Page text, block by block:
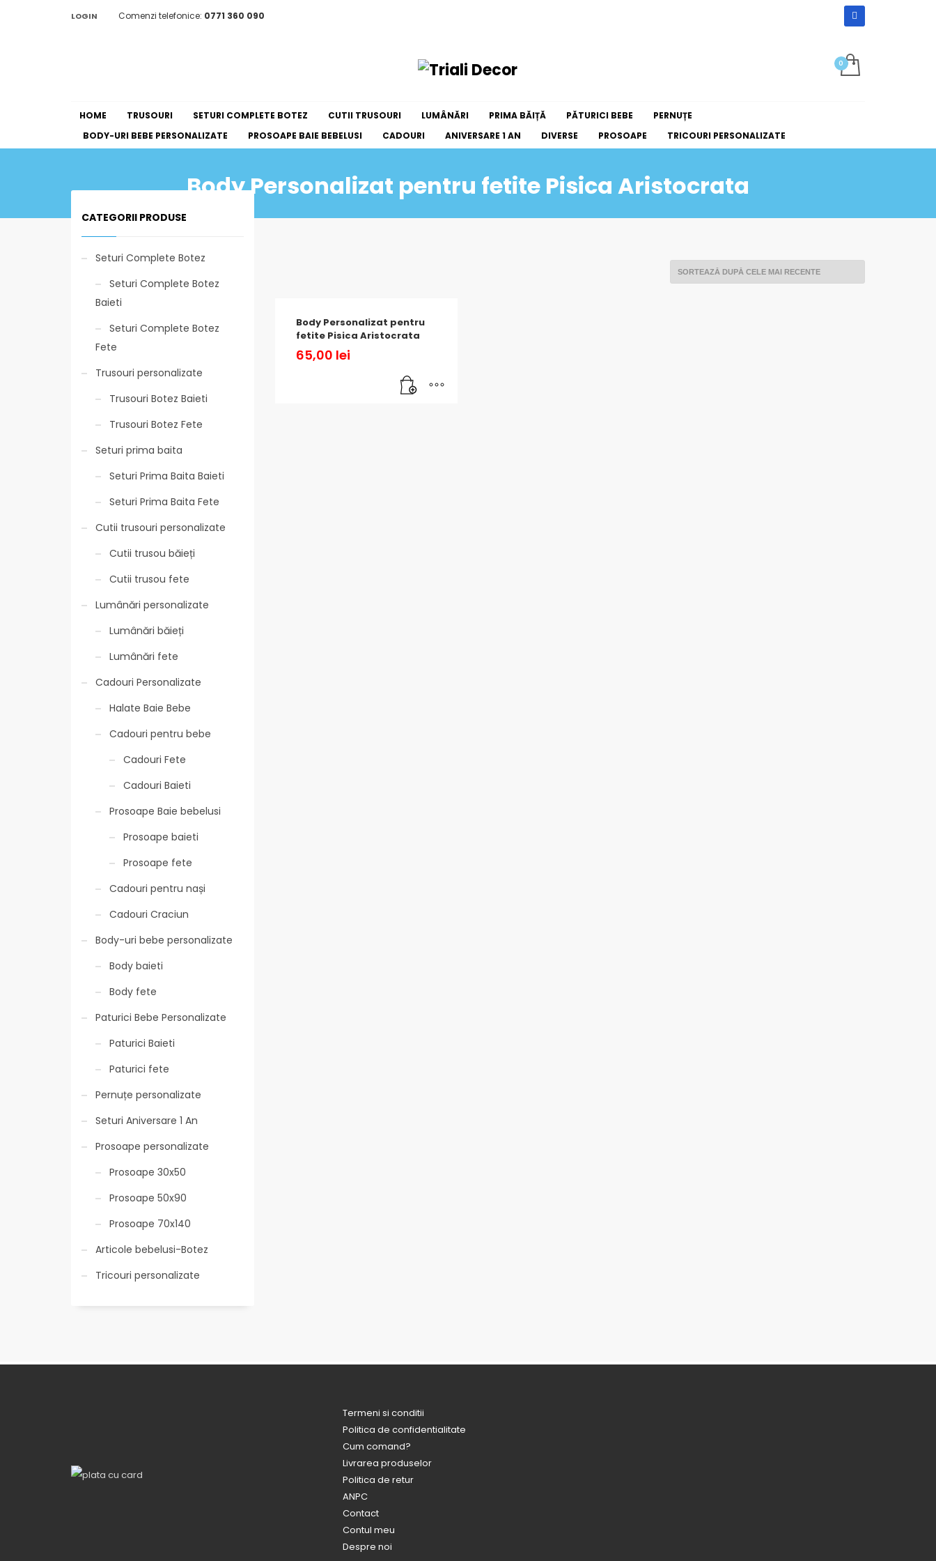
LOGIN Comenzi telefonice: 0771 360 090
HOME TRUSOURI SETURI COMPLETE BOTEZ CUTII TRUSOURI LUMÂNĂRI PRIMA BĂIȚĂ PĂTURICI BEBE
PERNUȚE
BODY-URI BEBE PERSONALIZATE
PROSOAPE BAIE BEBELUSI CADOURI ANIVERSARE 1 AN DIVERSE PROSOAPE TRICOURI PERSONALIZATE
Body Personalizat pentru fetite Pisica Aristocrata
Body Personalizat pentru
fetite Pisica Aristocrata
65,00 lei
CATEGORII PRODUSE
Seturi Complete Botez
Seturi Complete Botez
Baieti
Seturi Complete Botez
Fete
Trusouri personalizate
Trusouri Botez Baieti
Trusouri Botez Fete
Seturi prima baita
Seturi Prima Baita Baieti
Seturi Prima Baita Fete
Cutii trusouri personalizate
Cutii trusou băieți
Cutii trusou fete
Lumânări personalizate
Lumânări băieți
Lumânări fete
Cadouri Personalizate
Halate Baie Bebe
Cadouri pentru bebe
Cadouri Fete
Cadouri Baieti
Prosoape Baie bebelusi
Prosoape baieti
Prosoape fete
Cadouri pentru nași
Cadouri Craciun
Body-uri bebe personalizate
Body baieti
Body fete
Paturici Bebe Personalizate
Paturici Baieti
Paturici fete
Pernuțe personalizate
Seturi Aniversare 1 An
Prosoape personalizate
Prosoape 30x50
Prosoape 50x90
Prosoape 70x140
Articole bebelusi-Botez
Tricouri personalizate
Termeni si conditii
Politica de confidentialitate
Cum comand?
Livrarea produselor
Politica de retur
ANPC
Contact
Contul meu
Despre noi